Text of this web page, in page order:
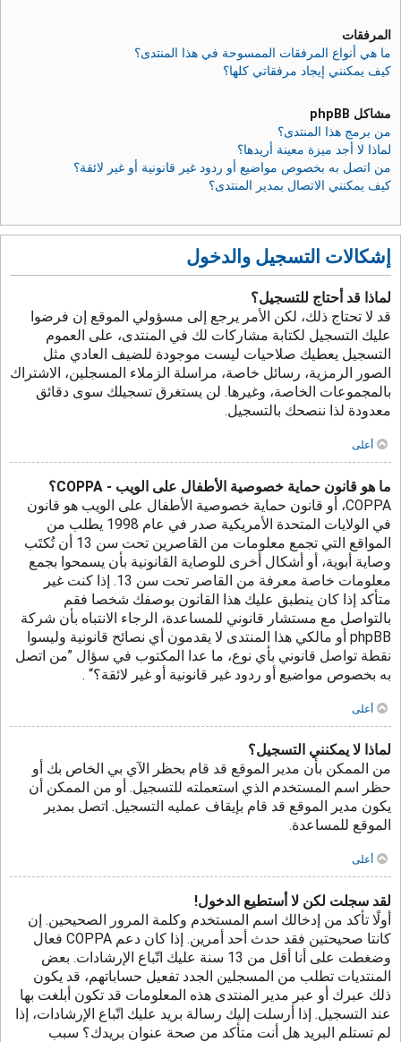
المرفقات
ما هي أنواع المرفقات الممسوحة في هذا المنتدى؟
كيف يمكنني إيجاد مرفقاتي كلها؟
مشاكل phpBB
من برمج هذا المنتدى؟
لماذا لا أجد ميزة معينة أريدها؟
من اتصل به بخصوص مواضيع أو ردود غير قانونية أو غير لائقة؟
كيف يمكنني الاتصال بمدير المنتدى؟
إشكالات التسجيل والدخول
لماذا قد أحتاج للتسجيل؟
قد لا تحتاج ذلك، لكن الأمر يرجع إلى مسؤولي الموقع إن فرضوا
عليك التسجيل لكتابة مشاركات لك في المنتدى، على العموم
التسجيل يعطيك صلاحيات ليست موجودة للضيف العادي مثل
الصور الرمزية، رسائل خاصة، مراسلة الزملاء المسجلين، الاشتراك
بالمجموعات الخاصة، وغيرها. لن يستغرق تسجيلك سوى دقائق
معدودة لذا ننصحك بالتسجيل.
أعلى
ما هو قانون حماية خصوصية الأطفال على الويب - COPPA؟
COPPA، أو قانون حماية خصوصية الأطفال على الويب هو قانون
في الولايات المتحدة الأمريكية صدر في عام 1998 يطلب من
المواقع التي تجمع معلومات من القاصرين تحت سن 13 أن تُكتَب
وصاية أبوية، أو أشكال أخرى للوصاية القانونية بأن يسمحوا بجمع
معلومات خاصة معرفة من القاصر تحت سن 13. إذا كنت غير
متأكد إذا كان ينطبق عليك هذا القانون بوصفك شخصا فقم
بالتواصل مع مستشار قانوني للمساعدة، الرجاء الانتباه بأن شركة
phpBB أو مالكي هذا المنتدى لا يقدمون أي نصائح قانونية وليسوا
نقطة تواصل قانوني بأي نوع، ما عدا المكتوب في سؤال ”من اتصل
به بخصوص مواضيع أو ردود غير قانونية أو غير لائقة؟“ .
أعلى
لماذا لا يمكنني التسجيل؟
من الممكن بأن مدير الموقع قد قام بحظر الآي بي الخاص بك أو
حظر اسم المستخدم الذي استعملته للتسجيل. أو من الممكن أن
يكون مدير الموقع قد قام بإيقاف عمليه التسجيل. اتصل بمدير
الموقع للمساعدة.
أعلى
لقد سجلت لكن لا أستطيع الدخول!
أولًا تأكد من إدخالك اسم المستخدم وكلمة المرور الصحيحين. إن
كانتا صحيحتين فقد حدث أحد أمرين. إذا كان دعم COPPA فعال
وضغطت على أنا أقل من 13 سنة عليك اتّباع الإرشادات. بعض
المنتديات تطلب من المسجلين الجدد تفعيل حساباتهم، قد يكون
ذلك عبرك أو عبر مدير المنتدى هذه المعلومات قد تكون أبلغت بها
عند التسجيل. إذا أرسلت إليك رسالة بريد عليك اتّباع الإرشادات، إذا
لم تستلم البريد هل أنت متأكد من صحة عنوان بريدك؟ سبب